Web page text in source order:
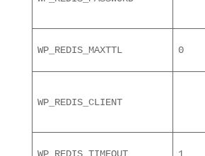
WP_REDIS_MAXTTL 0
WP_REDIS_CLIENT